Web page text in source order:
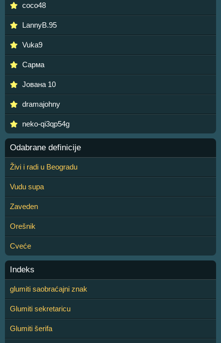
coco48
LannyB.95
Vuka9
Сарма
Јована 10
dramajohny
neko-qi3qp54g
Odabrane definicije
Živi i radi u Beogradu
Vudu supa
Zaveden
Orešnik
Cveće
Indeks
glumiti saobraćajni znak
Glumiti sekretaricu
Glumiti šerifa